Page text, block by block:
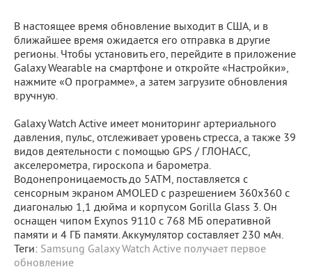
В настоящее время обновление выходит в США, и в
ближайшее время ожидается его отправка в другие
регионы. Чтобы установить его, перейдите в приложение
Galaxy Wearable на смартфоне и откройте «Настройки»,
нажмите «О программе», а затем загрузите обновления
вручную.
Galaxy Watch Active имеет мониторинг артериального
давления, пульс, отслеживает уровень стресса, а также 39
видов деятельности с помощью GPS / ГЛОНАСС,
акселерометра, гироскопа и барометра.
Водонепроницаемость до 5ATM, поставляется с
сенсорным экраном AMOLED с разрешением 360x360 с
диагональю 1,1 дюйма и корпусом Gorilla Glass 3. Он
оснащен чипом Exynos 9110 с 768 МБ оперативной
памяти и 4 ГБ памяти. Аккумулятор составляет 230 мАч.
Теги: Samsung Galaxy Watch Active получает первое
обновление